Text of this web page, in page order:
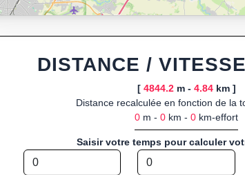
DISTANCE /
[ 4844.2m - 4.84km ]
Distance recalculée en fonction de la
0 m - 0 km - 0 km-effort
Saisir votre temps pour calculer